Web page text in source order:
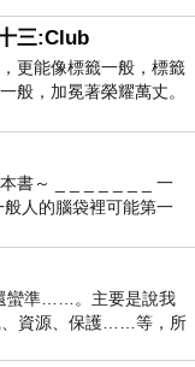
，還要貨比三
購物中心,露
中心，最後我決
】甘醇醬油
買筆電還折了
三:Club
更能像標籤一般，標籤
般，加冕著榮耀萬丈。
輕放下的罪證
書～ _ _ _ _ _ _ _ 一
人的腦袋裡可能第一
蠻準……。主要是說我
、資源、保護……等，所